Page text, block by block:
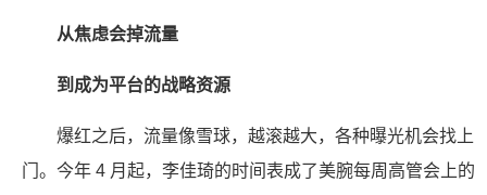
从焦虑会掉流量
到成为平台的战略资源
爆红之后，流量像雪球，越滚越大，各种曝光机会找上
门。今年 4 月起，李佳琦的时间表成了美腕每周高管会上的